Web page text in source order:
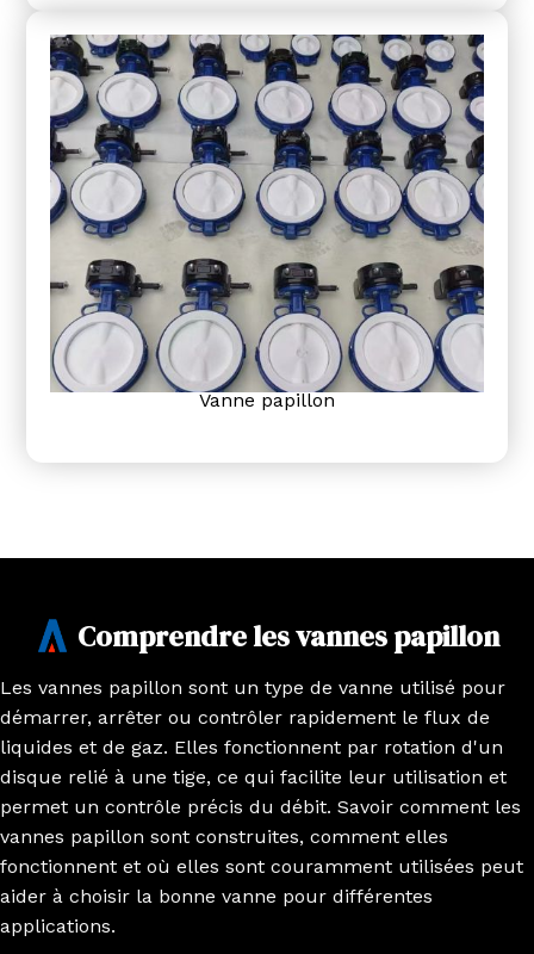
Vanne papillon
Comprendre les vannes papillon
Les vannes papillon sont un type de vanne utilisé pour
démarrer, arrêter ou contrôler rapidement le flux de
liquides et de gaz. Elles fonctionnent par rotation d'un
disque relié à une tige, ce qui facilite leur utilisation et
permet un contrôle précis du débit. Savoir comment les
vannes papillon sont construites, comment elles
fonctionnent et où elles sont couramment utilisées peut
aider à choisir la bonne vanne pour différentes
applications.